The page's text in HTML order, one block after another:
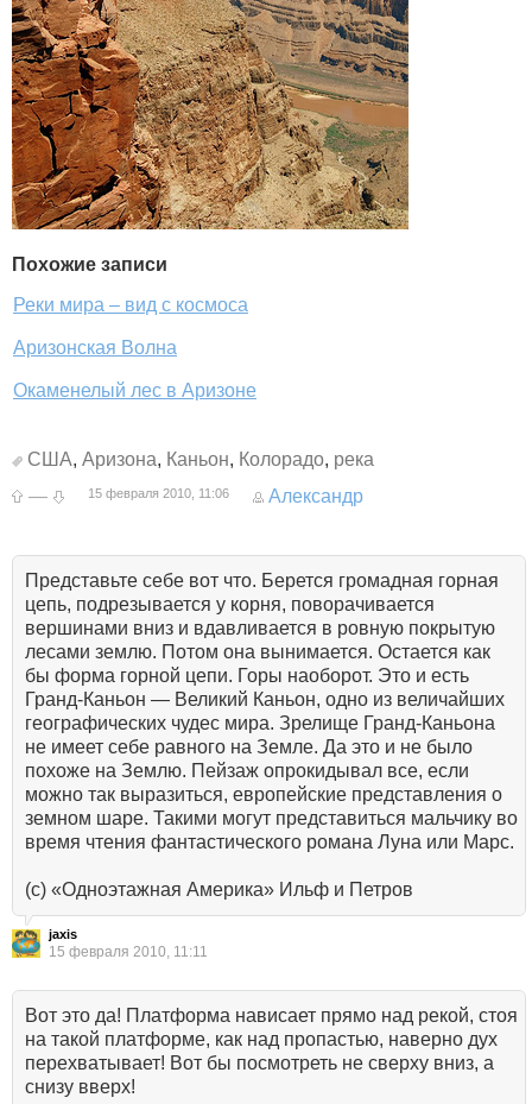
Похожие записи
Реки мира – вид с космоса
Аризонская Волна
Окаменелый лес в Аризоне
США, Аризона, Каньон, Колорадо, река
—
15 февраля 2010, 11:06 Александр
Представьте себе вот что. Берется громадная горная
цепь, подрезывается у корня, поворачивается
вершинами вниз и вдавливается в ровную покрытую
лесами землю. Потом она вынимается. Остается как
бы форма горной цепи. Горы наоборот. Это и есть
Гранд-Каньон — Великий Каньон, одно из величайших
географических чудес мира. Зрелище Гранд-Каньона
не имеет себе равного на Земле. Да это и не было
похоже на Землю. Пейзаж опрокидывал все, если
можно так выразиться, европейские представления о
земном шаре. Такими могут представиться мальчику во
время чтения фантастического романа Луна или Марс.
(с) «Одноэтажная Америка» Ильф и Петров
jaxis
15 февраля 2010, 11:11
Вот это да! Платформа нависает прямо над рекой, стоя
на такой платформе, как над пропастью, наверно дух
перехватывает! Вот бы посмотреть не сверху вниз, а
снизу вверх!